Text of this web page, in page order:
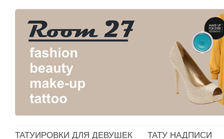
ТАТУИРОВКИ ДЛЯ ДЕВУШЕК ТАТУ НАДПИСИ